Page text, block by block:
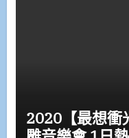
2020【最想衝